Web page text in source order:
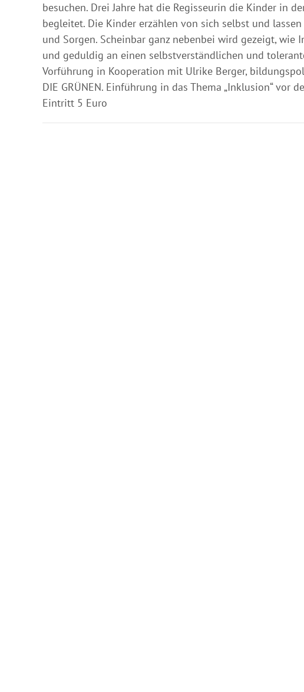
besuchen. Drei Jahre hat die Regisseurin die Kinder in
begleitet. Die Kinder erzählen von sich selbst und
und Sorgen. Scheinbar ganz nebenbei wird gezeigt,
und geduldig an einen selbstverständlichen und
Vorführung in Kooperation mit Ulrike Berger,
DIE GRÜNEN. Einführung in das Thema „Inklusion“ vor
Eintritt 5 Euro